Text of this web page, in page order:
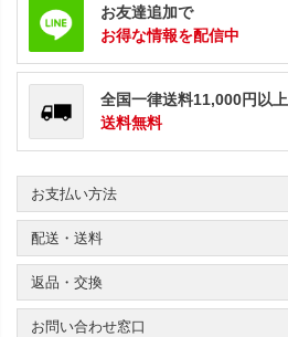
お友達追加で
お得な情報を配信中
全国一律送料11,000円以上
送料無料
お支払い方法
配送・送料
返品・交換
お問い合わせ窓口